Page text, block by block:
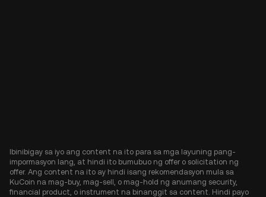
Ibinibigay sa iyo ang content na ito para sa mga layuning pang-
impormasyon lang, at hindi ito bumubuo ng offer o solicitation ng
offer. Ang content na ito ay hindi isang rekomendasyon mula sa
KuCoin na mag-buy, mag-sell, o mag-hold ng anumang security,
financial product, o instrument na binanggit sa content. Hindi payo